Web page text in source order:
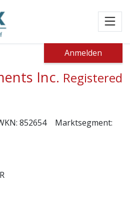
Anmelden
Inc. Registered
852654
Marktsegment: